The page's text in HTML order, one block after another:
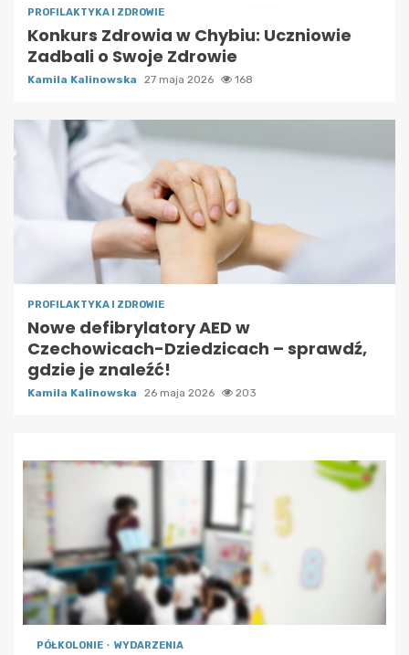
PROFILAKTYKA I ZDROWIE
Konkurs Zdrowia w Chybiu: Uczniowie
Zadbali o Swoje Zdrowie
Kamila Kalinowska 27 maja 2026 168
PROFILAKTYKA I ZDROWIE
Nowe defibrylatory AED w
Czechowicach-Dziedzicach – sprawdź,
gdzie je znaleźć!
Kamila Kalinowska 26 maja 2026 203
PÓŁKOLONIE WYDARZENIA